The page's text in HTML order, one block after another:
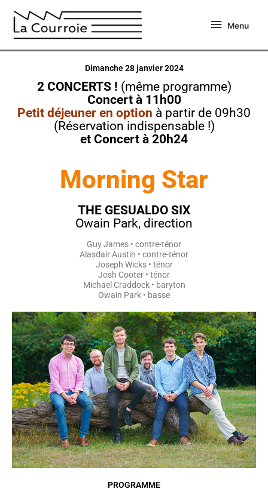
contenu
Menu
Dimanche 28 janvier 2024
2 CONCERTS ! (même programme)
Concert à 11h00
Petit déjeuner en option à partir de 09h30
(Réservation indispensable !)
et Concert à 20h24
Morning Star
THE GESUALDO SIX
Owain Park, direction
Guy James • contre-ténor
Alasdair Austin • contre-ténor
Joseph Wicks • ténor
Josh Cooter • ténor
Michael Craddock • baryton
Owain Park • basse
PROGRAMME